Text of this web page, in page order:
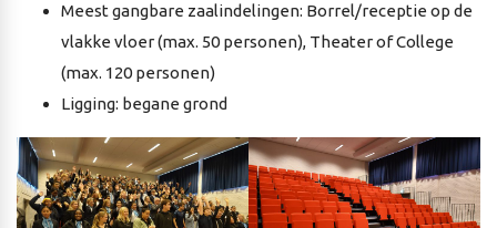
Meest gangbare zaalindelingen: Borrel/receptie op de
vlakke vloer (max. 50 personen), Theater of College
(max. 120 personen)
Ligging: begane grond